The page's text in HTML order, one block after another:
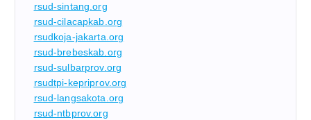
rsud-sintang.org
rsud-cilacapkab.org
rsudkoja-jakarta.org
rsud-brebeskab.org
rsud-sulbarprov.org
rsudtpi-kepriprov.org
rsud-langsakota.org
rsud-ntbprov.org